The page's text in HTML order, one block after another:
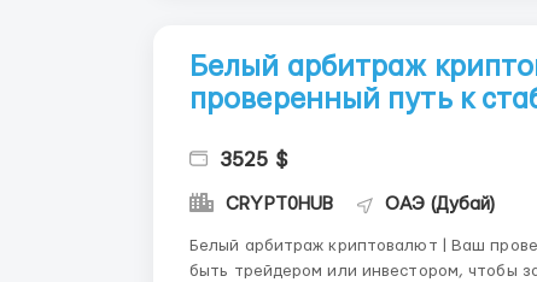
Белый арбитраж
проверенный путь к
3525 $
CRYPT0HUB ОАЭ (Дубай)
Белый арбитраж криптовалют | Ваш
быть трейдером или инвестором, чтобы